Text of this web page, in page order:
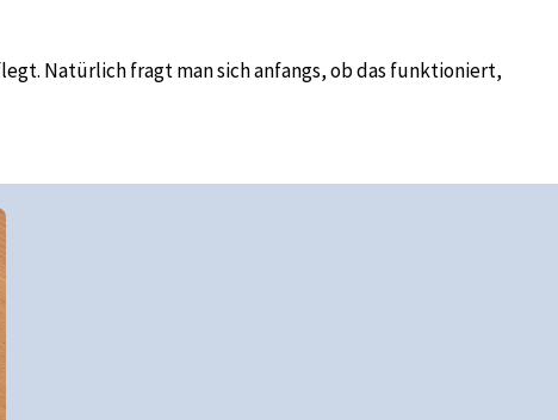
Natürlich fragt man sich anfangs, ob das funktioniert,